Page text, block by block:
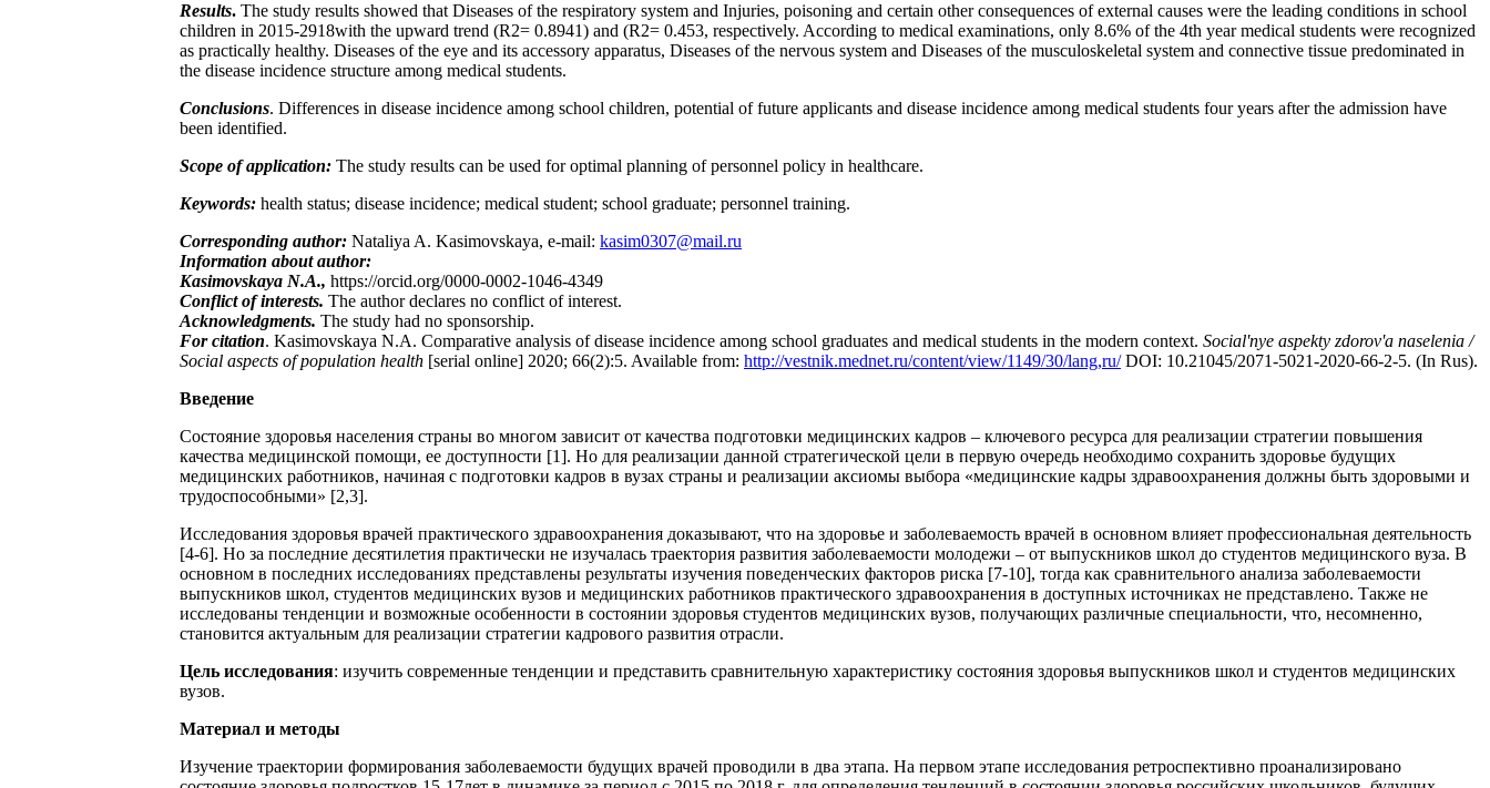
Results. The study results showed that Diseases of the respiratory system and Injuries, poisoning and certain other consequences of external causes were the leading conditions in school
children in 2015-2918with the upward trend (R2= 0.8941) and (R2= 0.453, respectively. According to medical examinations, only 8.6% of the 4th year medical students were recognized
as practically healthy. Diseases of the eye and its accessory apparatus, Diseases of the nervous system and Diseases of the musculoskeletal system and connective tissue predominated in
the disease incidence structure among medical students.
Conclusions. Differences in disease incidence among school children, potential of future applicants and disease incidence among medical students four years after the admission have
been identified.
Scope of application: The study results can be used for optimal planning of personnel policy in healthcare.
Keywords: health status; disease incidence; medical student; school graduate; personnel training.
Corresponding author: Nataliya A. Kasimovskaya, e-mail: kasim0307@mail.ru
Information about author:
Kasimovskaya N.A., https://orcid.org/0000-0002-1046-4349
Conflict of interests. The author declares no conflict of interest.
Acknowledgments. The study had no sponsorship.
For citation. Kasimovskaya N.A. Comparative analysis of disease incidence among school graduates and medical students in the modern context. Social'nye aspekty zdorov'a naselenia /
Social aspects of population health [serial online] 2020; 66(2):5. Available from: http://vestnik.mednet.ru/content/view/1149/30/lang,ru/DOI: 10.21045/2071-5021-2020-66-2-5. (In Rus).
Введение
Состояние здоровья населения страны во многом зависит от качества подготовки медицинских кадров – ключевого ресурса для реализации стратегии повышения
качества медицинской помощи, ее доступности [1]. Но для реализации данной стратегической цели в первую очередь необходимо сохранить здоровье будущих
медицинских работников, начиная с подготовки кадров в вузах страны и реализации аксиомы выбора «медицинские кадры здравоохранения должны быть здоровыми и
трудоспособными» [2,3].
Исследования здоровья врачей практического здравоохранения доказывают, что на здоровье и заболеваемость врачей в основном влияет профессиональная деятельность
[4-6]. Но за последние десятилетия практически не изучалась траектория развития заболеваемости молодежи – от выпускников школ до студентов медицинского вуза. В
основном в последних исследованиях представлены результаты изучения поведенческих факторов риска [7-10], тогда как сравнительного анализа заболеваемости
выпускников школ, студентов медицинских вузов и медицинских работников практического здравоохранения в доступных источниках не представлено. Также не
исследованы тенденции и возможные особенности в состоянии здоровья студентов медицинских вузов, получающих различные специальности, что, несомненно,
становится актуальным для реализации стратегии кадрового развития отрасли.
Цель исследования: изучить современные тенденции и представить сравнительную характеристику состояния здоровья выпускников школ и студентов медицинских
вузов.
Материал и методы
Изучение траектории формирования заболеваемости будущих врачей проводили в два этапа. На первом этапе исследования ретроспективно проанализировано